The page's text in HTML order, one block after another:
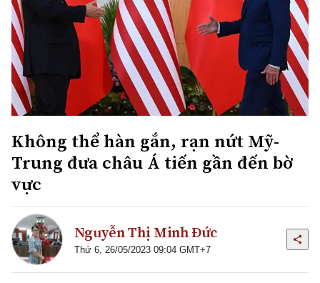
Không thể hàn gắn, rạn nứt Mỹ-
Trung đưa châu Á tiến gần đến bờ
vực
Nguyễn Thị Minh Đức
Thứ 6, 26/05/2023 09:04 GMT+7